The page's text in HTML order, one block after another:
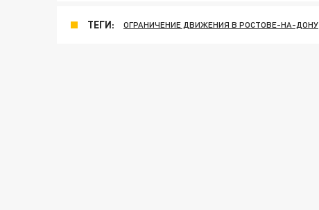
ТЕГИ: ОГРАНИЧЕНИЕ ДВИЖЕНИЯ В РОСТОВЕ-НА-ДОНУ